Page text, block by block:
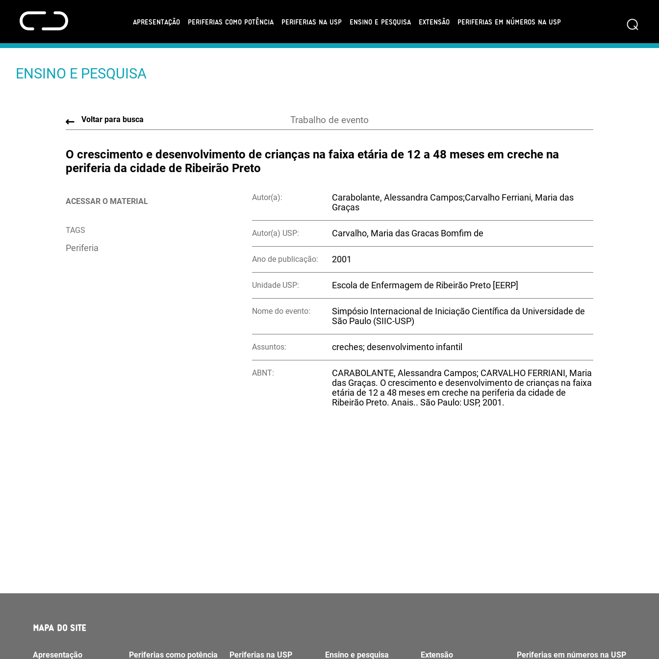
APRESENTAÇÃO PERIFERIAS COMO POTÊNCIA PERIFERIAS NA USP ENSINO E PESQUISA EXTENSÃO PERIFERIAS EM NÚMEROS NA USP ⌕
ENSINO E PESQUISA
Voltar para busca Trabalho de evento
O crescimento e desenvolvimento de crianças na faixa etária de 12 a 48 meses em creche na
periferia da cidade de Ribeirão Preto
ACESSAR O MATERIAL
TAGS
Periferia
Autor(a):
Carabolante, Alessandra Campos;Carvalho Ferriani, Maria das
Graças
Autor(a) USP: Carvalho, Maria das Gracas Bomfim de
Ano de publicação: 2001
Unidade USP: Escola de Enfermagem de Ribeirão Preto [EERP]
Nome do evento:
Simpósio Internacional de Iniciação Científica da Universidade de
São Paulo (SIIC-USP)
Assuntos: creches; desenvolvimento infantil
ABNT:
CARABOLANTE, Alessandra Campos; CARVALHO FERRIANI, Maria
das Graças. O crescimento e desenvolvimento de crianças na faixa
etária de 12 a 48 meses em creche na periferia da cidade de
Ribeirão Preto. Anais.. São Paulo: USP, 2001.
MAPA DO SITE
Apresentação
Periferias como potência
Periferias na USP
Ensino e pesquisa
Extensão
Periferias em números na USP